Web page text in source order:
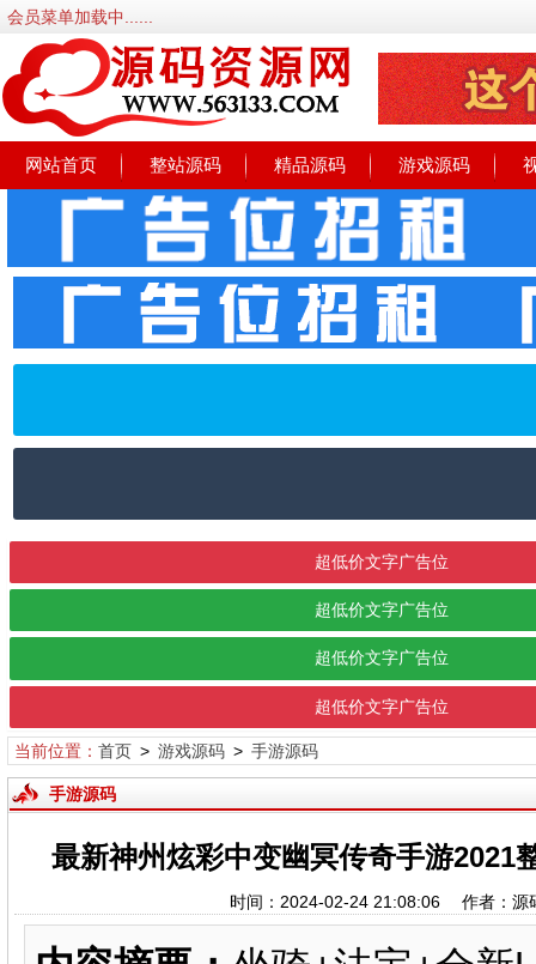
会员菜单加载中......
网站首页 整站源码 精品源码 游戏源码
超低价文字广告位
超低价文字广告位
超低价文字广告位
超低价文字广告位
当前位置： 首页> 游戏源码> 手游源码
手游源码
最新神州炫彩中变幽冥传奇手游2021
时间：2024-02-24 21:08:06 作者：